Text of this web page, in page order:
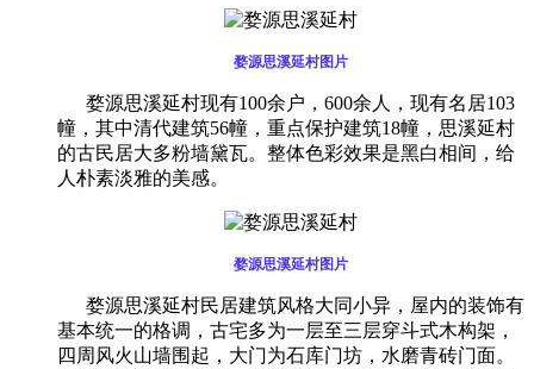
婺源思溪延村图片
婺源思溪延村现有100余户，600余人，现有名居103
幢，其中清代建筑56幢，重点保护建筑18幢，思溪延村
的古民居大多粉墙黛瓦。整体色彩效果是黑白相间，给
人朴素淡雅的美感。
婺源思溪延村图片
婺源思溪延村民居建筑风格大同小异，屋内的装饰有
基本统一的格调，古宅多为一层至三层穿斗式木构架，
四周风火山墙围起，大门为石库门坊，水磨青砖门面。